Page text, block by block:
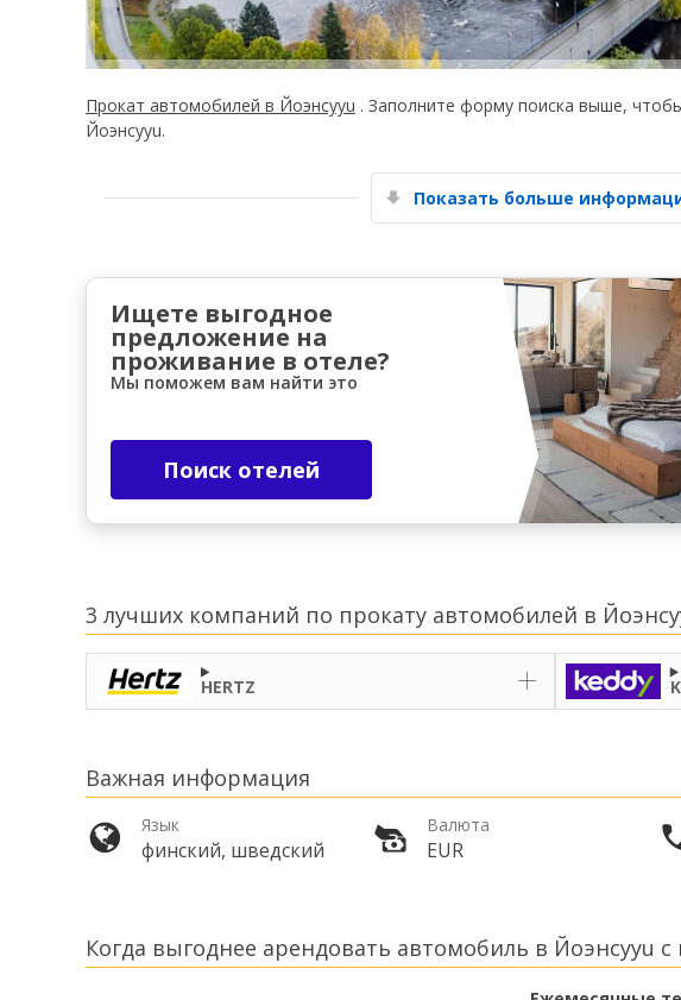
Прокат автомобилей в Йоэнсууu . Заполните форму поиска выше,
Йоэнсууu.
Показать больше
Ищете выгодное
предложение на
проживание в отеле?
Мы поможем вам найти это
Поиск отелей
3 лучших компаний по прокату автомобилей в
HERTZ
Важная информация
Язык
финский, шведский
Валюта
EUR
Когда выгоднее арендовать автомобиль в Йоэнсууu